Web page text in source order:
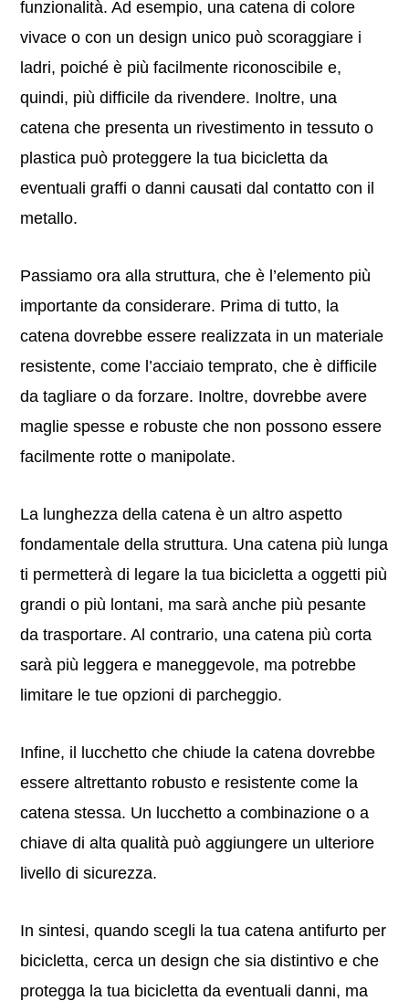
funzionalità. Ad esempio, una catena di colore
vivace o con un design unico può scoraggiare i
ladri, poiché è più facilmente riconoscibile e,
quindi, più difficile da rivendere. Inoltre, una
catena che presenta un rivestimento in tessuto o
plastica può proteggere la tua bicicletta da
eventuali graffi o danni causati dal contatto con il
metallo.
Passiamo ora alla struttura, che è l’elemento più
importante da considerare. Prima di tutto, la
catena dovrebbe essere realizzata in un materiale
resistente, come l’acciaio temprato, che è difficile
da tagliare o da forzare. Inoltre, dovrebbe avere
maglie spesse e robuste che non possono essere
facilmente rotte o manipolate.
La lunghezza della catena è un altro aspetto
fondamentale della struttura. Una catena più lunga
ti permetterà di legare la tua bicicletta a oggetti più
grandi o più lontani, ma sarà anche più pesante
da trasportare. Al contrario, una catena più corta
sarà più leggera e maneggevole, ma potrebbe
limitare le tue opzioni di parcheggio.
Infine, il lucchetto che chiude la catena dovrebbe
essere altrettanto robusto e resistente come la
catena stessa. Un lucchetto a combinazione o a
chiave di alta qualità può aggiungere un ulteriore
livello di sicurezza.
In sintesi, quando scegli la tua catena antifurto per
bicicletta, cerca un design che sia distintivo e che
protegga la tua bicicletta da eventuali danni, ma